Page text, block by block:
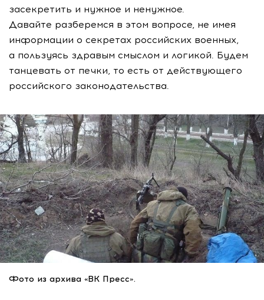
засекретить и нужное и ненужное.
Давайте разберемся в этом вопросе, не имея
информации о секретах российских военных,
а пользуясь здравым смыслом и логикой. Будем
танцевать от печки, то есть от действующего
российского законодательства.
Фото из архива «ВК Пресс».